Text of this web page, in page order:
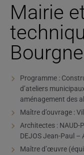
Mairie
Programme :
d’ateliers
aménagement des
Maître d’ouvrage :
Architectes : NAUD-
DEJOS Jean-Paul –
Maître d’œuvre